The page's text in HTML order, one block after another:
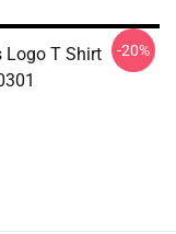
Logo T Shirt
-20%